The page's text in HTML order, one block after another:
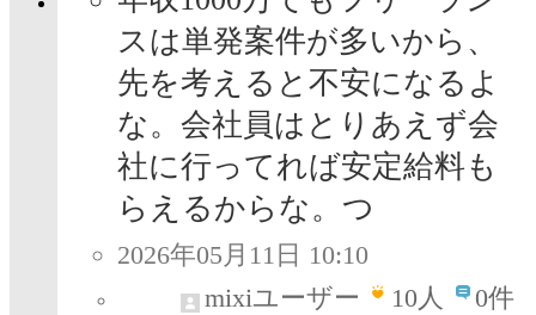
スは単発案件が多いから、
先を考えると不安になるよ
な。会社員はとりあえず会
社に行ってれば安定給料も
らえるからな。つ
2026年05月11日 10:10
mixiユーザー
10人 0件